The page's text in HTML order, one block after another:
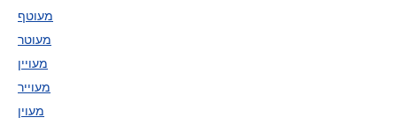
מעוטף
מעוטר
מעויין
מעוייר
מעוין